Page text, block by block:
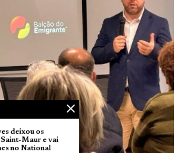
deixou os
e vai
no National